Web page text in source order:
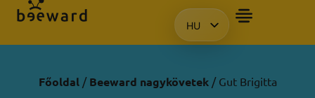
HU
EN
PL
Főoldal/ Beeward nagykövetek / Gut Brigitta